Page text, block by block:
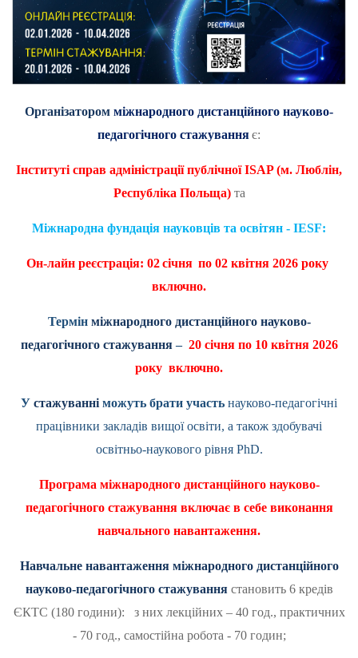
Організатором міжнародного дистанційного науково-
педагогічного стажуванняє:
Інституті справ адміністрації публічноїISAP(м. Люблін,
Республіка Польща)та
Міжнародна фундація науковців та освітян - IESF:
Он-лайн реєстрація: 02січня по 02 квітня 2026 року
включно.
Термін міжнародного дистанційного науково-
педагогічного стажування– 20 січня по 10 квітня 2026
року включно.
У стажуванні можуть брати участь науково-педагогічні
працівники закладів вищої освіти, а також здобувачі
освітньо-наукового рівня PhD.
Програма міжнародного дистанційного науково-
педагогічного стажування включає в себе виконання
навчального навантаження.
Навчальне навантаження міжнародного дистанційного
науково-педагогічного стажування становить 6 кредів
ЄКТС (180 години): з них лекційних – 40 год., практичних
- 70 год., самостійна робота - 70 годин;